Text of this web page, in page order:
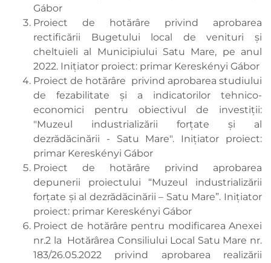
Gábor
Proiect de hotărâre privind aprobarea
rectificării Bugetului local de venituri şi
cheltuieli al Municipiului Satu Mare, pe anul
2022. Inițiator proiect: primar Kereskényi Gábor
Proiect de hotărâre privind aprobarea studiului
de fezabilitate și a indicatorilor tehnico-
economici pentru obiectivul de investiții:
"Muzeul industrializării forțate și al
dezrădăcinării - Satu Mare". Inițiator proiect:
primar Kereskényi Gábor
Proiect de hotărâre privind aprobarea
depunerii proiectului “Muzeul industrializării
forţate şi al dezrădăcinării – Satu Mare”. Inițiator
proiect: primar Kereskényi Gábor
Proiect de hotărâre pentru modificarea Anexei
nr.2 la Hotărârea Consiliului Local Satu Mare nr.
183/26.05.2022 privind aprobarea realizării